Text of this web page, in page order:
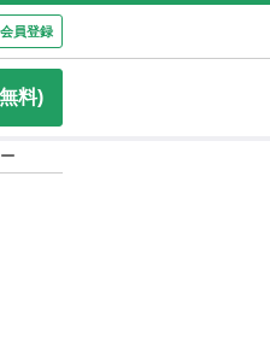
会員登録
料)